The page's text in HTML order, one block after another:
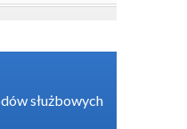
służbowych